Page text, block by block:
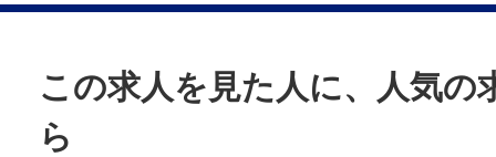
不問
この求人を見た人に、人気の
ら